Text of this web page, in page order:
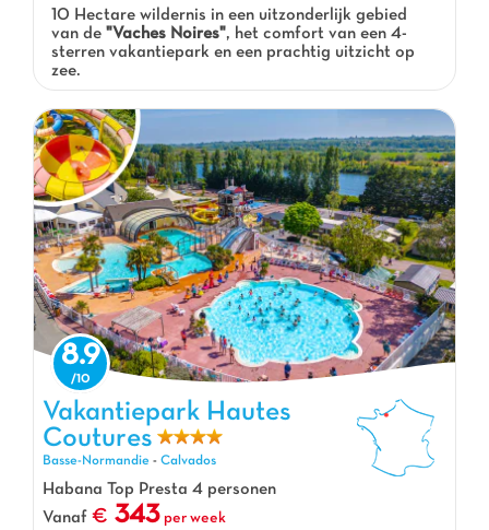
10 Hectare wildernis in een uitzonderlijk gebied
van de "Vaches Noires", het comfort van een 4-
sterren vakantiepark en een prachtig uitzicht op
zee.
Vakantiepark Hautes Coutures, Vakantiepark Basse-Normandie
8.9
Vakantiepark Hautes
Coutures
Basse-Normandie - Calvados
Habana Top Presta 4 personen
Vanaf
343 per week